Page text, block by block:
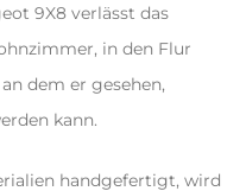
9X8 verlässt das
in den Flur
dem er gesehen,
kann.
handgefertigt, wird